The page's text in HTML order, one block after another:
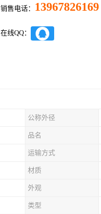
销售电话： 13967826169
在线QQ：
公称外径
品名
运输方式
材质
外观
类型